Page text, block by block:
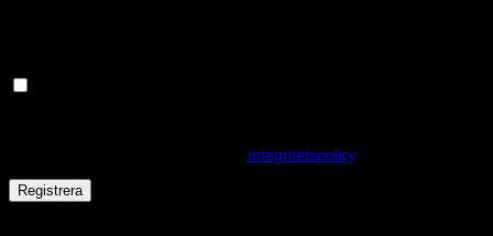
integritetspolicy.
Registrera